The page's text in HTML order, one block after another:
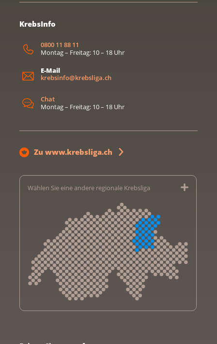
KrebsInfo
0800 11 88 11
Montag – Freitag: 10 – 18 Uhr
E-Mail
krebsinfo@krebsliga.ch
Chat
Montag – Freitag: 10 – 18 Uhr
Zu www.krebsliga.ch
Wählen Sie eine andere regionale Krebsliga